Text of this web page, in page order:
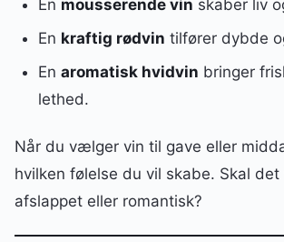
En mousserende vin skaber liv
En kraftig rødvin tilfører dybde
En aromatisk hvidvin bringer
lethed.
Når du vælger vin til gave eller
hvilken følelse du vil skabe. Skal
afslappet eller romantisk?